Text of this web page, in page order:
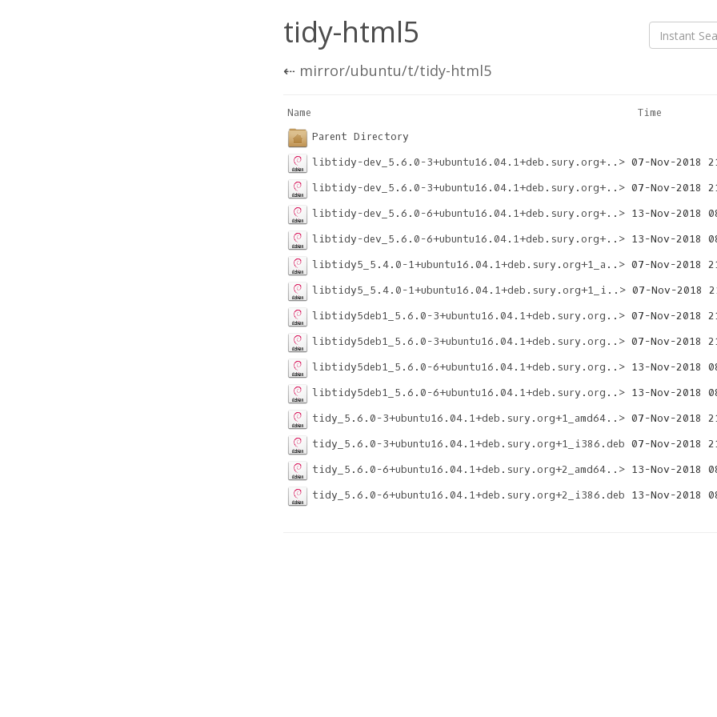
tidy-html5
⇠ mirror/ubuntu/t/tidy-html5
Name                                                   Time
Parent Directory
libtidy-dev_5.6.0-3+ubuntu16.04.1+deb.sury.org+..>
libtidy-dev_5.6.0-3+ubuntu16.04.1+deb.sury.org+..>
libtidy-dev_5.6.0-6+ubuntu16.04.1+deb.sury.org+..>
libtidy-dev_5.6.0-6+ubuntu16.04.1+deb.sury.org+..>
libtidy5_5.4.0-1+ubuntu16.04.1+deb.sury.org+1_a..>
libtidy5_5.4.0-1+ubuntu16.04.1+deb.sury.org+1_i..>
libtidy5deb1_5.6.0-3+ubuntu16.04.1+deb.sury.org..>
libtidy5deb1_5.6.0-3+ubuntu16.04.1+deb.sury.org..>
libtidy5deb1_5.6.0-6+ubuntu16.04.1+deb.sury.org..>
libtidy5deb1_5.6.0-6+ubuntu16.04.1+deb.sury.org..>
tidy_5.6.0-3+ubuntu16.04.1+deb.sury.org+1_amd64..>
tidy_5.6.0-3+ubuntu16.04.1+deb.sury.org+1_i386.deb
tidy_5.6.0-6+ubuntu16.04.1+deb.sury.org+2_amd64..>
tidy_5.6.0-6+ubuntu16.04.1+deb.sury.org+2_i386.deb